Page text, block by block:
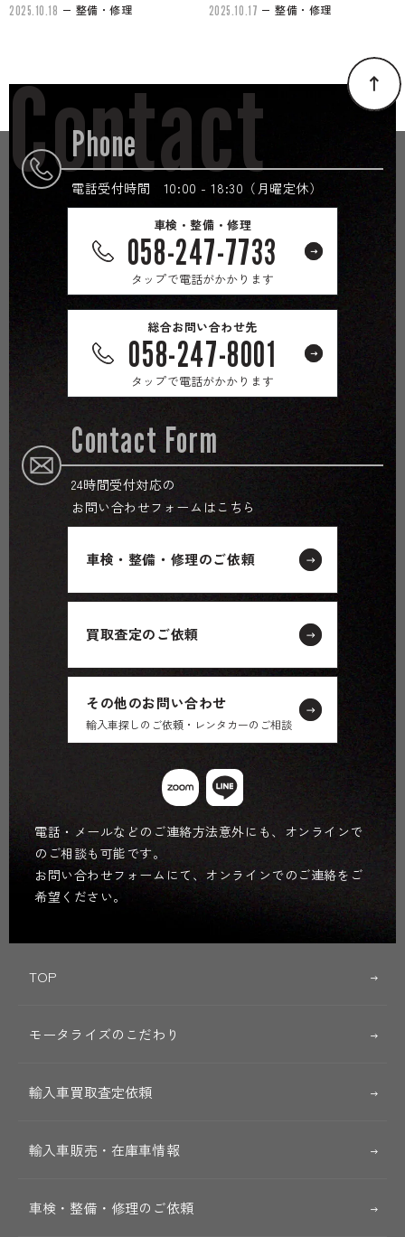
2025.10.18 整備・修理 2025.10.17 整備・修理
Phone
電話受付時間 10:00 - 18:30（月曜定休）
車検・整備・修理
058-247-7733
タップで電話がかかります
総合お問い合わせ先
058-247-8001
タップで電話がかかります
Contact Form
24時間受付対応の
お問い合わせフォームはこちら
車検・整備・修理のご依頼
買取査定のご依頼
その他のお問い合わせ
輸入車探しのご依頼・レンタカーのご相談
電話・メールなどのご連絡方法意外にも、オンラインで
のご相談も可能です。
お問い合わせフォームにて、オンラインでのご連絡をご
希望ください。
Contact
TOP
モータライズのこだわり
輸入車買取査定依頼
輸入車販売・在庫車情報
車検・整備・修理のご依頼